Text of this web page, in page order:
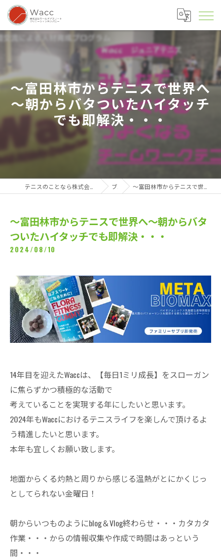
～富田林市からテニスで世界へ
～朝からバタついたハイタッチ
でも即解決・・・
ブログ ～富田林市からテニスで世界へ～朝からバタついたハイタッチでも即解決・・・
～富田林市からテニスで世界へ～朝からバタ
ついたハイタッチでも即解決・・・
2024/08/10
14年目を迎えたWaccは、【毎日1ミリ成長】をスローガン
に焦らずかつ積極的な活動で
考えていることを実現する年にしたいと思います。
2024年もWaccにおけるテニスライフを楽しんで頂けるよ
う精進したいと思います。
本年も宜しくお願い致します。
地面からくる灼熱と周りから感じる温熱がとにかくじっ
としてられない金曜日！
朝からいつものようにblog＆Vlog終わらせ・・・カタカタ
作業・・・からの情報収集や作成で時間はあっという
間・・・